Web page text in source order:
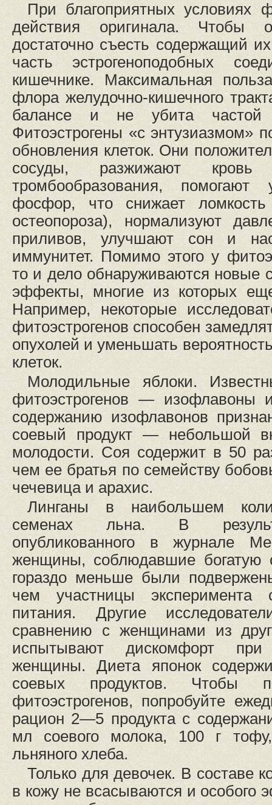
При благоприятных условиях
действия оригинала. Чтобы
достаточно съесть содержащий
часть эстрогеноподобных
кишечнике. Максимальная
флора желудочно-кишечного
балансе и не убита частой
Фитоэстрогены «с энтузиазмом»
обновления клеток. Они
сосуды, разжижают
тромбообразования,
фосфор, что снижает ломкость
остеопороза), нормализуют
приливов, улучшают сон и
иммунитет. Помимо этого у
то и дело обнаруживаются новые
эффекты, многие из которых
Например, некоторые
фитоэстрогенов способен
опухолей и уменьшать
клеток.
Молодильные яблоки.
фитоэстрогенов — изофлавоны
содержанию изофлавонов
соевый продукт — небольшой
молодости. Соя содержит в 50
чем ее братья по семейству
чечевица и арахис.
Линганы в наибольшем
семенах льна. В
опубликованного в журнале
женщины, соблюдавшие богатую
гораздо меньше были
чем участницы
питания. Другие
сравнению с женщинами из
испытывают дискомфорт при
женщины. Диета японок
соевых продуктов. Чтобы
фитоэстрогенов, попробуйте
рацион 2—5 продукта с
мл соевого молока, 100 г
льняного хлеба.
Только для девочек. В составе
в кожу не всасываются и особого